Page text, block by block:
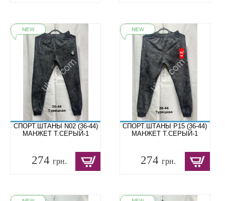
СПОРТ.ШТАНЫ N02 (36-44)
МАНЖЕТ Т.СЕРЫЙ-1
274 грн.
СПОРТ.ШТАНЫ P15 (36-44)
МАНЖЕТ Т.СЕРЫЙ-1
274грн.